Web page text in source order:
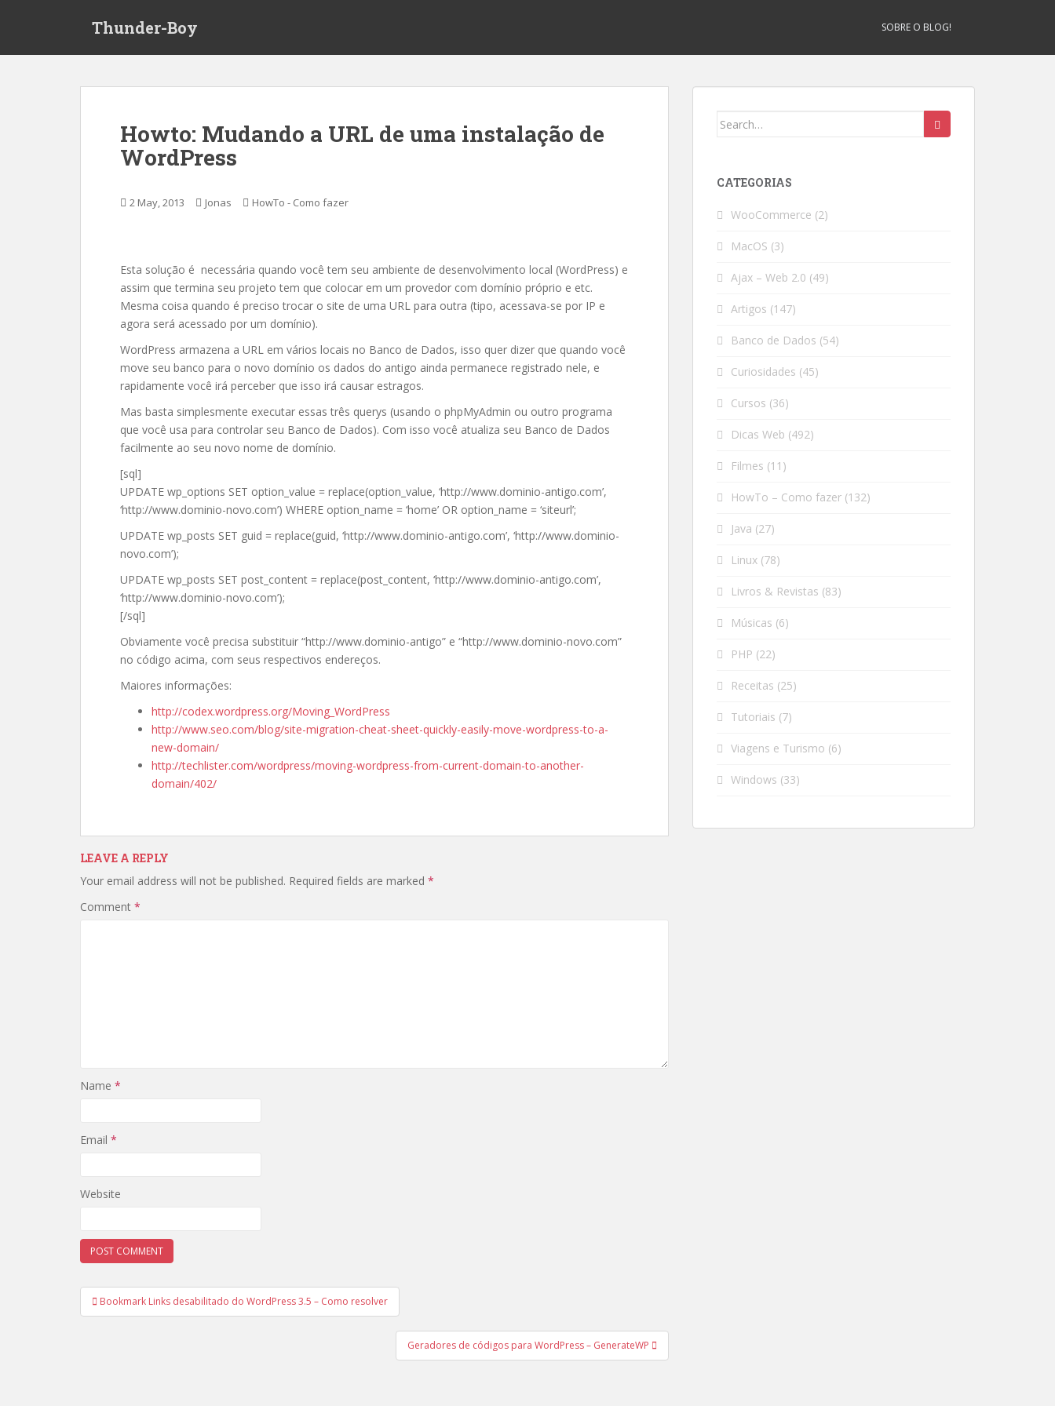
Thunder-Boy SOBRE O BLOG!
Howto: Mudando a URL de uma instalação de
WordPress
2 May, 2013 Jonas HowTo - Como fazer
Esta solução é necessária quando você tem seu ambiente de desenvolvimento local (WordPress) e
assim que termina seu projeto tem que colocar em um provedor com domínio próprio e etc.
Mesma coisa quando é preciso trocar o site de uma URL para outra (tipo, acessava-se por IP e
agora será acessado por um domínio).
WordPress armazena a URL em vários locais no Banco de Dados, isso quer dizer que quando você
move seu banco para o novo domínio os dados do antigo ainda permanece registrado nele, e
rapidamente você irá perceber que isso irá causar estragos.
Mas basta simplesmente executar essas três querys (usando o phpMyAdmin ou outro programa
que você usa para controlar seu Banco de Dados). Com isso você atualiza seu Banco de Dados
facilmente ao seu novo nome de domínio.
[sql]
UPDATE wp_options SET option_value = replace(option_value, ‘http://www.dominio-antigo.com’,
‘http://www.dominio-novo.com’) WHERE option_name = ‘home’ OR option_name = ‘siteurl’;
UPDATE wp_posts SET guid = replace(guid, ‘http://www.dominio-antigo.com’, ‘http://www.dominio-
novo.com’);
UPDATE wp_posts SET post_content = replace(post_content, ‘http://www.dominio-antigo.com’,
‘http://www.dominio-novo.com’);
[/sql]
Obviamente você precisa substituir “http://www.dominio-antigo” e “http://www.dominio-novo.com”
no código acima, com seus respectivos endereços.
Maiores informações:
http://codex.wordpress.org/Moving_WordPress
http://www.seo.com/blog/site-migration-cheat-sheet-quickly-easily-move-wordpress-to-a-
new-domain/
http://techlister.com/wordpress/moving-wordpress-from-current-domain-to-another-
domain/402/
LEAVE A REPLY
Your email address will not be published. Required fields are marked *
Comment *
Name *
Email *
Website
Post
navigation
Bookmark Links desabilitado do WordPress 3.5 – Como resolver
Geradores de códigos para WordPress – GenerateWP
Search
CATEGORIAS
WooCommerce (2)
MacOS (3)
Ajax – Web 2.0 (49)
Artigos (147)
Banco de Dados (54)
Curiosidades (45)
Cursos (36)
Dicas Web (492)
Filmes (11)
HowTo – Como fazer (132)
Java (27)
Linux (78)
Livros & Revistas (83)
Músicas (6)
PHP (22)
Receitas (25)
Tutoriais (7)
Viagens e Turismo (6)
Windows (33)